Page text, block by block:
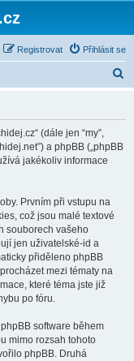
Přihlásit se
Registrovat
(dále jen “my”,
a phpBB („phpBB
jakékoliv informace
Prvním při vstupu na
což jsou malé textové
souborech vašeho
jen uživatelské-id a
přiděleno phpBB
mezi tématy na
které téma jste již
po fóru.
software během
mimo rozsah tohoto
phpBB. Druhá